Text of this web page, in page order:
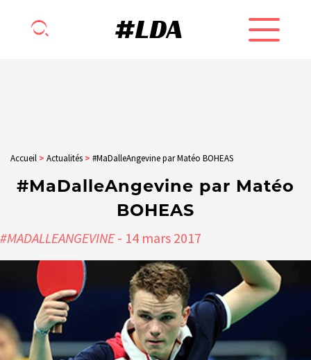
Accueil > Actualités > #MaDalleAngevine par Matéo BOHEAS
#MaDalleAngevine par Matéo
BOHEAS
#MADALLEANGEVINE- 14 mars 2017